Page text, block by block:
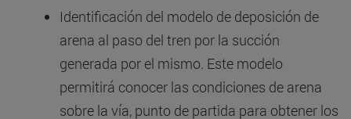
Identificación del modelo de deposición de
arena al paso del tren por la succión
generada por el mismo. Este modelo
permitirá conocer las condiciones de arena
sobre la vía, punto de partida para obtener los